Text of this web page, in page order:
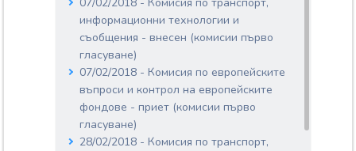
информационни технологии и
съобщения
16/03/2018 внесен (зала второ
гласуване)
16/03/2018 обсъждане (зала второ
гласуване)Пленарно заседание
16/03/2018 приет (зала второ
гласуване)
информационни технологии и
съобщения - внесен (комисии първо
гласуване)
07/02/2018 - Комисия по европейските
въпроси и контрол на европейските
фондове - приет (комисии първо
гласуване)
28/02/2018 - Комисия по транспорт,